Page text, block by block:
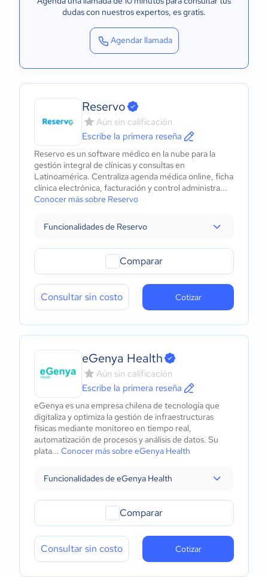
dudas con nuestros expertos, es gratis.
Agendar llamada
Reservo
Aún sin calificación
Escribe la primera reseña
Reservo es un software médico en la nube para la
gestión integral de clínicas y consultas en
Latinoamérica. Centraliza agenda médica online, ficha
clínica electrónica, facturación y control administra...
Conocer más sobre Reservo
Funcionalidades de Reservo
Comparar
Consultar sin costo Cotizar
eGenya Health
Aún sin calificación
Escribe la primera reseña
eGenya es una empresa chilena de tecnología que
digitaliza y optimiza la gestión de infraestructuras
físicas mediante monitoreo en tiempo real,
automatización de procesos y análisis de datos. Su
plata... Conocer más sobre eGenya Health
Funcionalidades de eGenya Health
Comparar
Consultar sin costo Cotizar